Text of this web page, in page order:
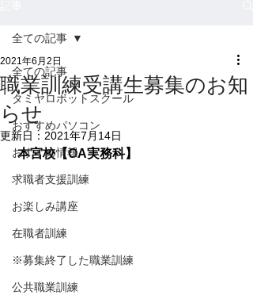
全ての記事
タミヤロボットスクール
おすすめパソコン
おすすめ情報
求職者支援訓練
お楽しみ講座
在職者訓練
※募集終了した職業訓練
公共職業訓練
全ての記事
職業訓練受講生募集のお知
らせ
2021年6月2日
更新日： 2021年7月14日
本宮校【OA実務科】